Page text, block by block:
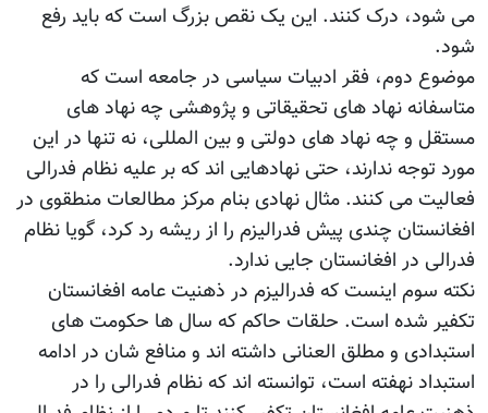
می شود، درک کنند. این یک نقص بزرگ است که باید رفع
شود.
موضوع دوم، فقر ادبیات سیاسی در جامعه است که
متاسفانه نهاد های تحقیقاتی و پژوهشی چه نهاد های
مستقل و چه نهاد های دولتی و بین المللی، نه تنها در این
مورد توجه ندارند، حتی نهادهایی اند که بر علیه نظام فدرالی
فعالیت می کنند. مثال نهادی بنام مرکز مطالعات منطقوی در
افغانستان چندی پیش فدرالیزم را از ریشه رد کرد، گویا نظام
فدرالی در افغانستان جایی ندارد.
نکته سوم اینست که فدرالیزم در ذهنیت عامه افغانستان
تکفیر شده است. حلقات حاکم که سال ها حکومت های
استبدادی و مطلق العنانی داشته اند و منافع شان در ادامه
استبداد نهفته است، توانسته اند که نظام فدرالی را در